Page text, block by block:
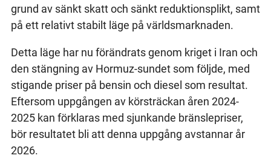
grund av sänkt skatt och sänkt reduktionsplikt, samt
på ett relativt stabilt läge på världsmarknaden.
Detta läge har nu förändrats genom kriget i Iran och
den stängning av Hormuz-sundet som följde, med
stigande priser på bensin och diesel som resultat.
Eftersom uppgången av körsträckan åren 2024-
2025 kan förklaras med sjunkande bränslepriser,
bör resultatet bli att denna uppgång avstannar år
2026.